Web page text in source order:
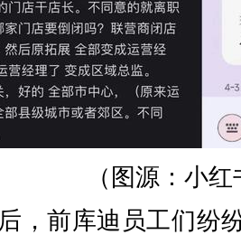
（图源：小
前库迪员工们纷